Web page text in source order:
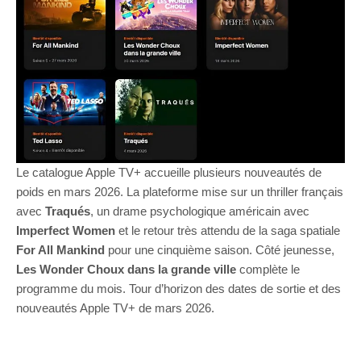
Le catalogue Apple TV+ accueille plusieurs nouveautés de
poids en mars 2026. La plateforme mise sur un thriller français
avec Traqués, un drame psychologique américain avec
Imperfect Women et le retour très attendu de la saga spatiale
For All Mankind pour une cinquième saison. Côté jeunesse,
Les Wonder Choux dans la grande ville complète le
programme du mois. Tour d’horizon des dates de sortie et des
nouveautés Apple TV+ de mars 2026.